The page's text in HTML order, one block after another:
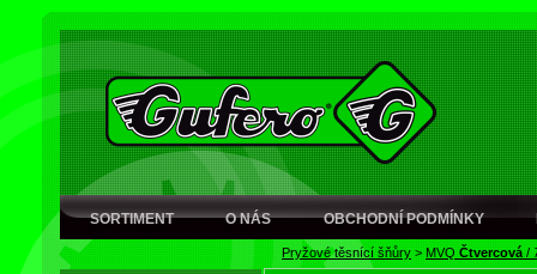
SORTIMENT O NÁS OBCHODNÍ PODMÍNKY
Pryžové těsnící šňůry > MVQ Čtvercová /